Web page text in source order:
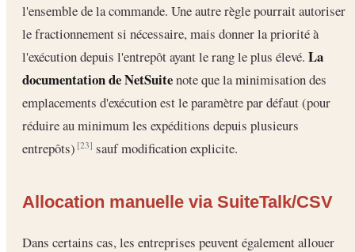
l'ensemble de la commande. Une autre règle pourrait autoriser
le fractionnement si nécessaire, mais donner la priorité à
l'exécution depuis l'entrepôt ayant le rang le plus élevé. La
documentation de NetSuitenote que la minimisation des
emplacements d'exécution est le paramètre par défaut (pour
réduire au minimum les expéditions depuis plusieurs
entrepôts)[23] sauf modification explicite.
Allocation manuelle via SuiteTalk/CSV
Dans certains cas, les entreprises peuvent également allouer